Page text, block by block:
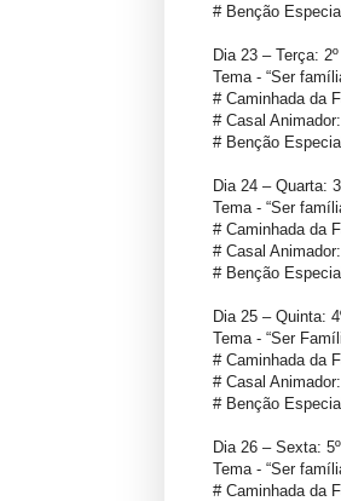
# Benção
Dia 23 – Terça:
Tema - “Ser
# Caminhada da
# Casal
# Benção
Dia 24 – Quarta:
Tema - “Ser
# Caminhada da
# Casal
# Benção
Dia 25 – Quinta:
Tema - “Ser
# Caminhada da
# Casal
# Benção
Dia 26 – Sexta:
Tema - “Ser
# Caminhada da